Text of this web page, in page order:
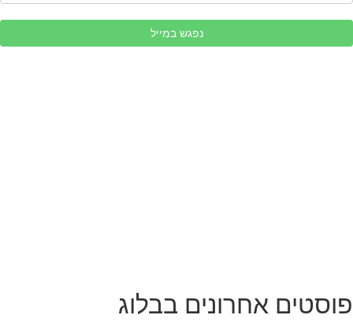
פוסטים אחרונים בבלוג